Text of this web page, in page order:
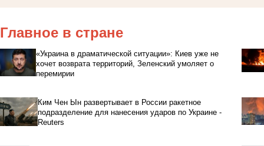
Главное в стране
«Украина в драматической ситуации»: Киев уже не
хочет возврата территорий, Зеленский умоляет о
перемирии
Ким Чен Ын развертывает в России ракетное
подразделение для нанесения ударов по Украине -
Reuters